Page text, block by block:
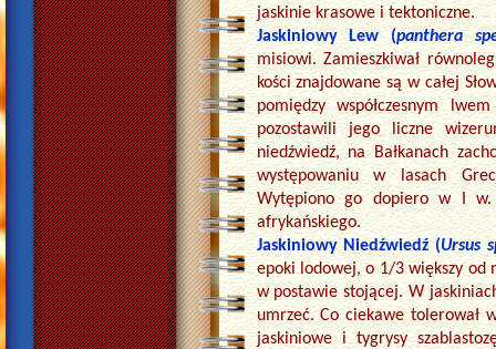
jaskinie krasowe i tektoniczne.
Jaskiniowy Lew (panthera
misiowi. Zamieszkiwał
kości znajdowane są w całej
pomiędzy współczesnym
pozostawili jego liczne
niedźwiedź, na Bałkanach
występowaniu w lasach
Wytępiono go dopiero w I w.
afrykańskiego.
Jaskiniowy Niedźwiedź (Ursus
epoki lodowej, o 1/3 większy od
w postawie stojącej. W
umrzeć. Co ciekawe tolerował
jaskiniowe i tygrysy